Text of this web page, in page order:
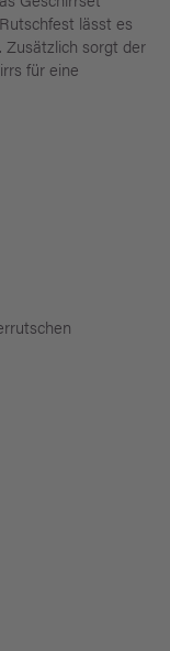
lässt es
Zusätzlich sorgt der
für eine